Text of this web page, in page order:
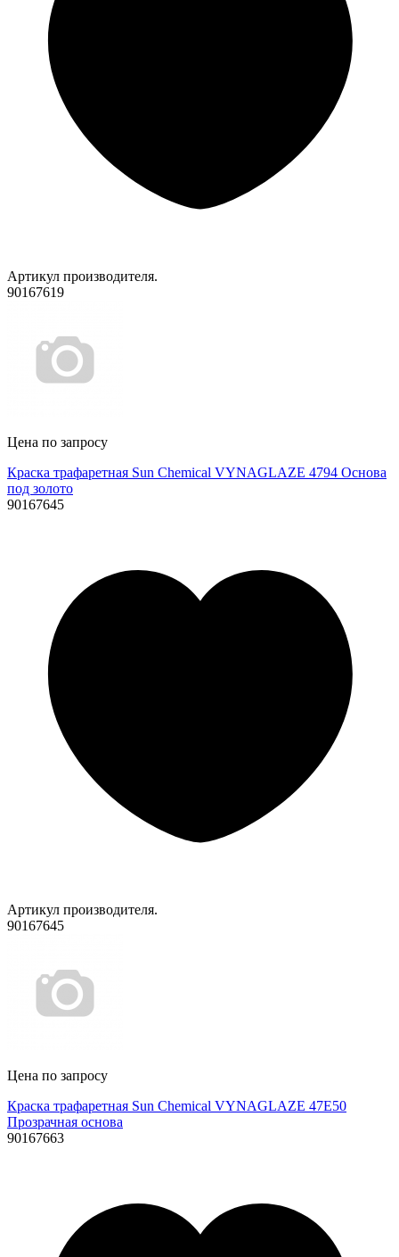
Артикул производителя.
90167619
Цена по запросу
Краска трафаретная Sun Chemical VYNAGLAZE 4794 Основа
под золото
90167645
Артикул производителя.
90167645
Цена по запросу
Краска трафаретная Sun Chemical VYNAGLAZE 47E50
Прозрачная основа
90167663